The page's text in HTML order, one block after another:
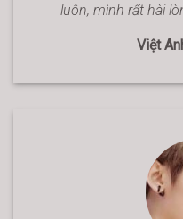
luôn, mình rất hài
Việt